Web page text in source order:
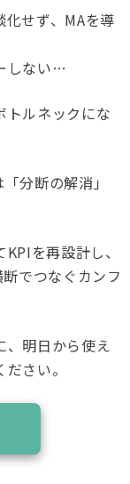
せず、MAを導
しない…
トルネックにな
分断の解消」
を再設計し、
でつなぐカンフ
、明日から使え
さい。